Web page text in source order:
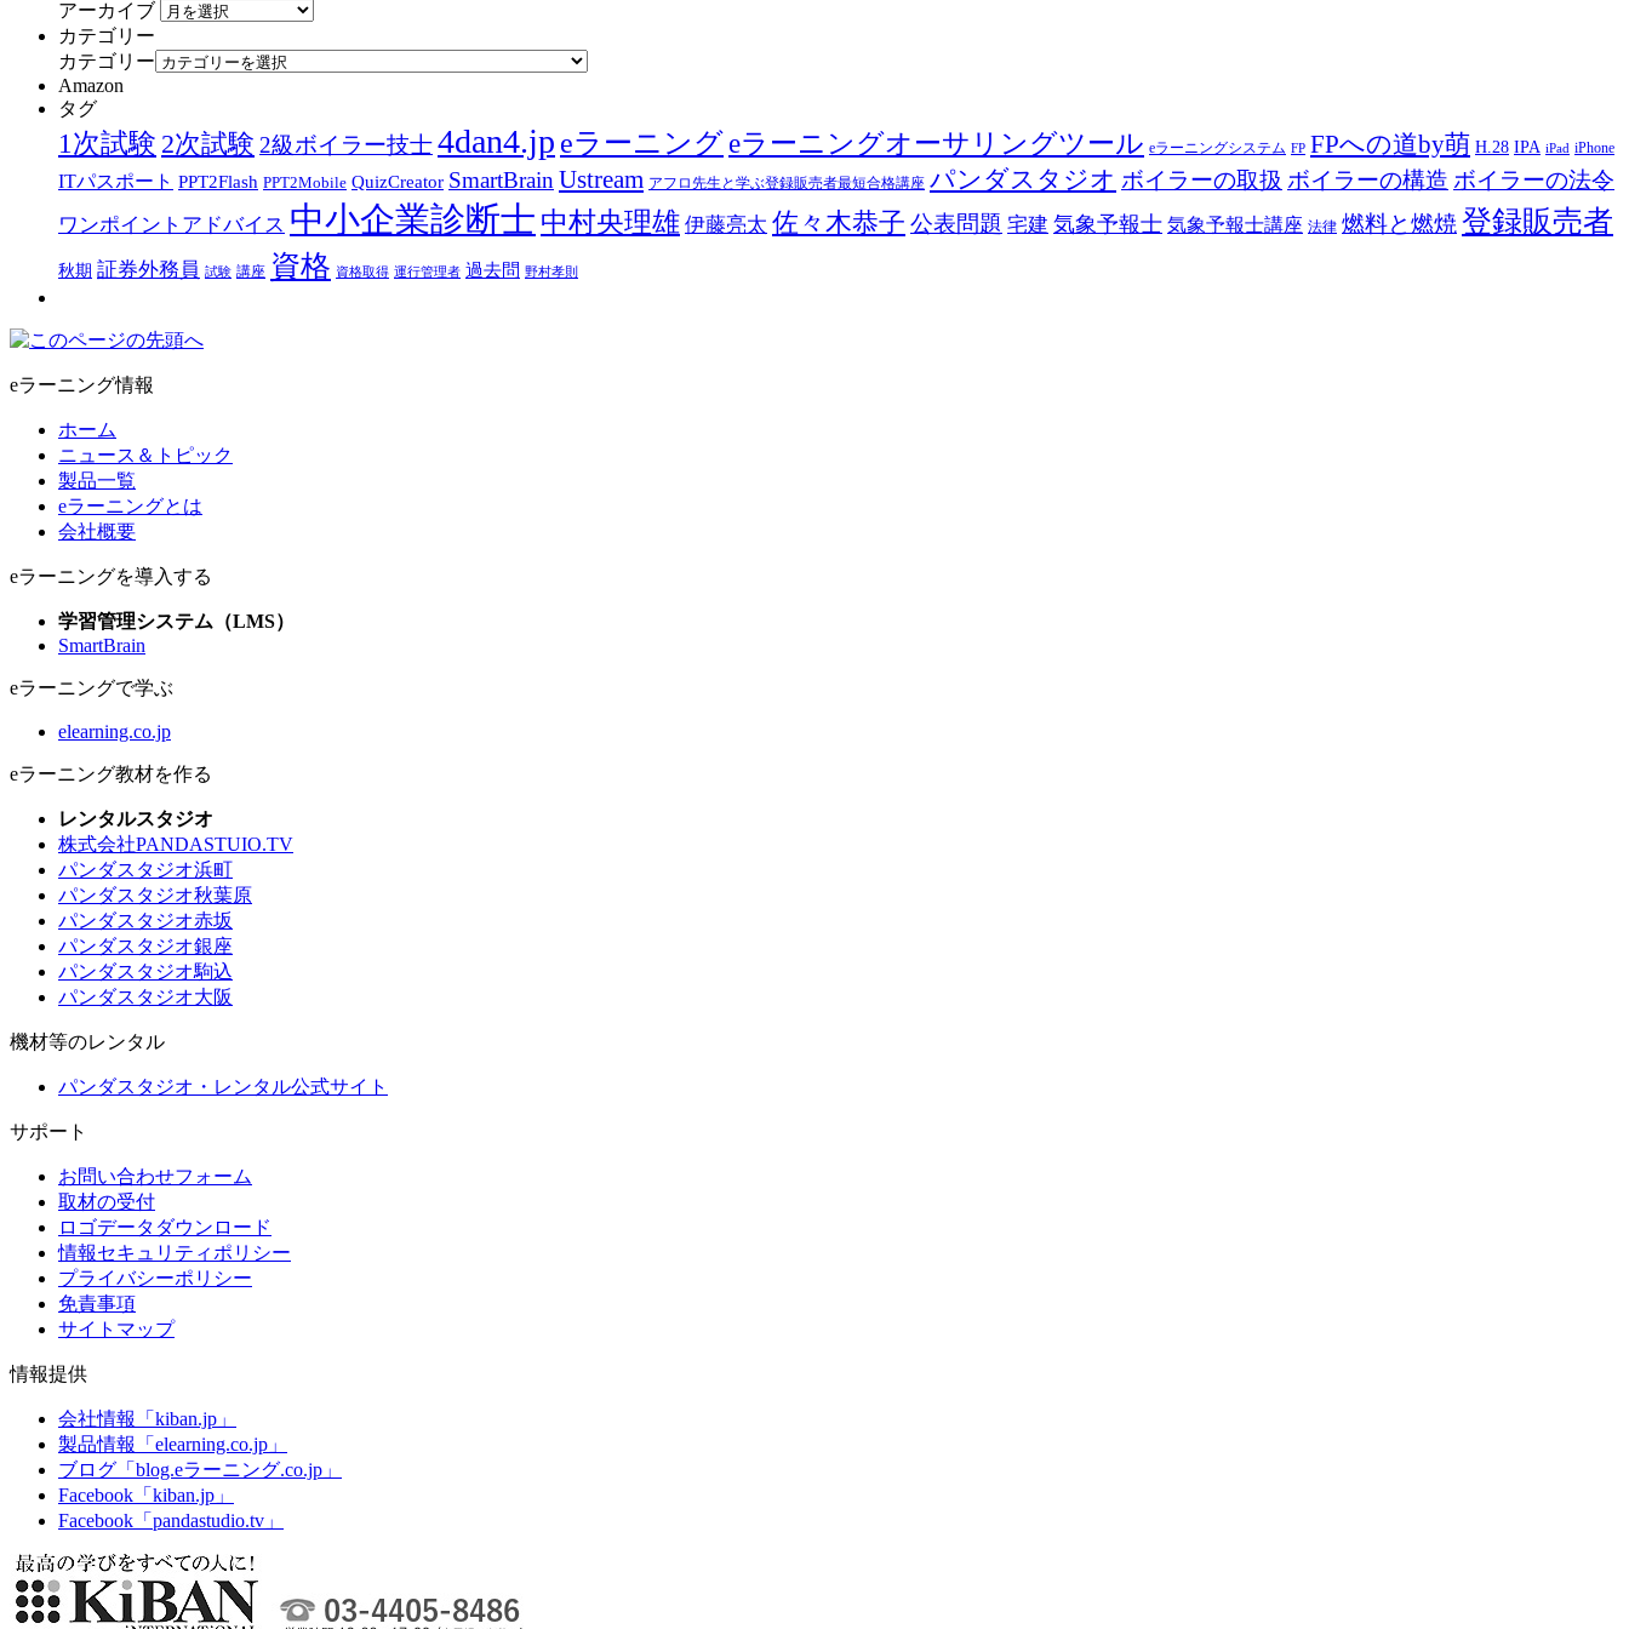
アーカイブ
カテゴリー
カテゴリー
Amazon
タグ
1次試験 2次試験 2級ボイラー技士4dan4.jp eラーニング eラーニングオーサリングツール eラーニングシステム FP FPへの道by萌 H.28 IPA iPad iPhone
ITパスポート PPT2Flash PPT2Mobile QuizCreator SmartBrain Ustream アフロ先生と学ぶ登録販売者最短合格講座 パンダスタジオ ボイラーの取扱 ボイラーの構造 ボイラーの法令
ワンポイントアドバイス 中小企業診断士 中村央理雄 伊藤亮太 佐々木恭子 公表問題 宅建 気象予報士 気象予報士講座 法律 燃料と燃焼 登録販売者
秋期 証券外務員 試験 講座 資格 資格取得 運行管理者 過去問 野村孝則
eラーニング情報
ホーム
ニュース＆トピック
製品一覧
eラーニングとは
会社概要
eラーニングを導入する
学習管理システム（LMS）
SmartBrain
eラーニングで学ぶ
elearning.co.jp
eラーニング教材を作る
レンタルスタジオ
株式会社PANDASTUIO.TV
パンダスタジオ浜町
パンダスタジオ秋葉原
パンダスタジオ赤坂
パンダスタジオ銀座
パンダスタジオ駒込
パンダスタジオ大阪
機材等のレンタル
パンダスタジオ・レンタル公式サイト
サポート
お問い合わせフォーム
取材の受付
ロゴデータダウンロード
情報セキュリティポリシー
プライバシーポリシー
免責事項
サイトマップ
情報提供
会社情報「kiban.jp」
製品情報「elearning.co.jp」
ブログ「blog.eラーニング.co.jp」
Facebook「kiban.jp」
Facebook「pandastudio.tv」